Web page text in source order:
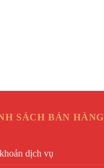
SÁCH BÁN HÀNG
dịch vụ